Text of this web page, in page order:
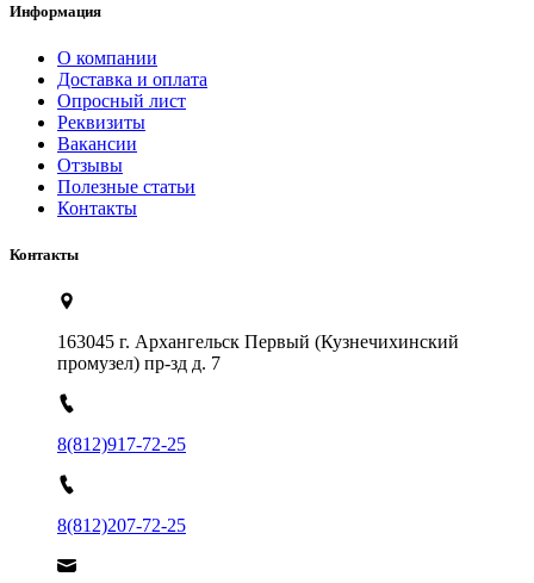
Информация
О компании
Доставка и оплата
Опросный лист
Реквизиты
Вакансии
Отзывы
Полезные статьи
Контакты
Контакты
163045 г. Архангельск Первый (Кузнечихинский
промузел) пр-зд д. 7
8(812)917-72-25
8(812)207-72-25